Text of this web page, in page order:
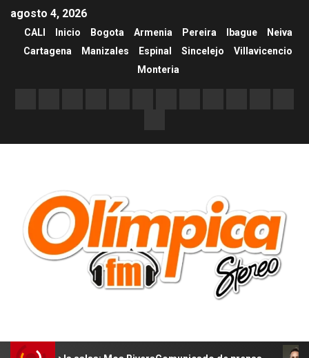
agosto 4, 2026
CALI Inicio Bogota Armenia Pereira Ibague
Neiva
Cartagena
Manizales Espinal Sincelejo
Villavicencio
Monteria